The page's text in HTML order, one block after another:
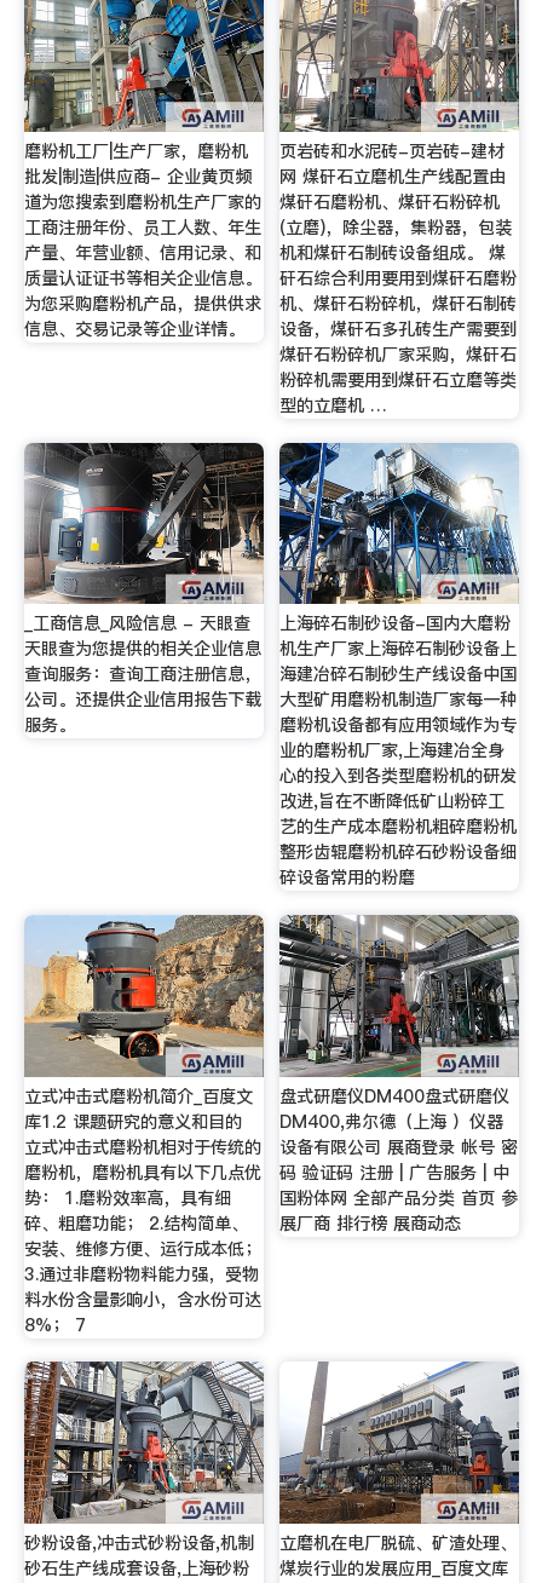
磨粉机工厂|生产厂家，磨粉机
批发|制造|供应商- 企业黄页频
道为您搜索到磨粉机生产厂家的
工商注册年份、员工人数、年生
产量、年营业额、信用记录、和
质量认证证书等相关企业信息。
为您采购磨粉机产品，提供供求
信息、交易记录等企业详情。
页岩砖和水泥砖-页岩砖-建材
网 煤矸石立磨机生产线配置由
煤矸石磨粉机、煤矸石粉碎机
(立磨)，除尘器，集粉器，包装
机和煤矸石制砖设备组成。 煤
矸石综合利用要用到煤矸石磨粉
机、煤矸石粉碎机，煤矸石制砖
设备，煤矸石多孔砖生产需要到
煤矸石粉碎机厂家采购，煤矸石
粉碎机需要用到煤矸石立磨等类
型的立磨机 …
_工商信息_风险信息 - 天眼查
天眼查为您提供的相关企业信息
查询服务：查询工商注册信息，
公司。还提供企业信用报告下载
服务。
上海碎石制砂设备-国内大磨粉
机生产厂家上海碎石制砂设备上
海建冶碎石制砂生产线设备中国
大型矿用磨粉机制造厂家每一种
磨粉机设备都有应用领域作为专
业的磨粉机厂家,上海建冶全身
心的投入到各类型磨粉机的研发
改进,旨在不断降低矿山粉碎工
艺的生产成本磨粉机粗碎磨粉机
整形齿辊磨粉机碎石砂粉设备细
碎设备常用的粉磨
立式冲击式磨粉机简介_百度文
库1.2 课题研究的意义和目的
立式冲击式磨粉机相对于传统的
磨粉机，磨粉机具有以下几点优
势： 1.磨粉效率高，具有细
碎、粗磨功能； 2.结构简单、
安装、维修方便、运行成本低；
3.通过非磨粉物料能力强，受物
料水份含量影响小，含水份可达
8%； 7
盘式研磨仪DM400盘式研磨仪
DM400,弗尔德（上海 ）仪器
设备有限公司 展商登录 帐号 密
码 验证码 注册 | 广告服务 | 中
国粉体网 全部产品分类 首页 参
展厂商 排行榜 展商动态
砂粉设备,冲击式砂粉设备,机制
砂石生产线成套设备,上海砂粉
立磨机在电厂脱硫、矿渣处理、
煤炭行业的发展应用_百度文库